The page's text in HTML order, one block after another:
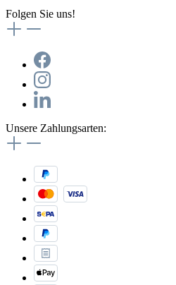
Folgen Sie uns!
Unsere Zahlungsarten: